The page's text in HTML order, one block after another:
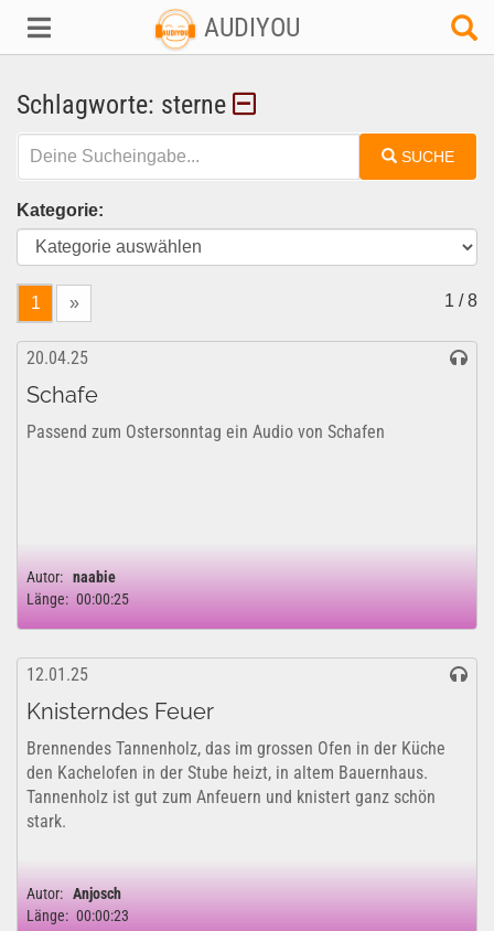
AUDIYOU
Schlagworte: sterne
SUCHE
Kategorie:
1 » 1 / 8
20.04.25
Schafe
Passend zum Ostersonntag ein Audio von Schafen
Autor: naabie
Länge: 00:00:25
12.01.25
Knisterndes Feuer
Brennendes Tannenholz, das im grossen Ofen in der Küche
den Kachelofen in der Stube heizt, in altem Bauernhaus.
Tannenholz ist gut zum Anfeuern und knistert ganz schön
stark.
Autor: Anjosch
Länge: 00:00:23